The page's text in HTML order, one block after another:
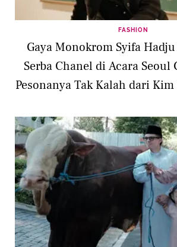
FASHION
Gaya Monokrom Syifa
Serba Chanel di Acara Seoul
Pesonanya Tak Kalah dari